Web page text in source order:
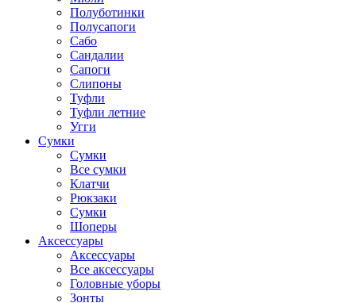
Полуботинки
Полусапоги
Сабо
Сандалии
Сапоги
Слипоны
Туфли
Туфли летние
Угги
Сумки
Сумки
Все сумки
Клатчи
Рюкзаки
Сумки
Шоперы
Аксессуары
Аксессуары
Все аксессуары
Головные уборы
Зонты